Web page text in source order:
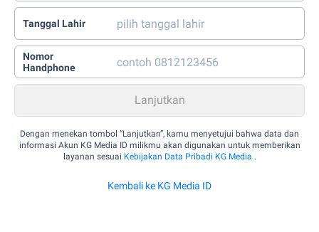
Tanggal Lahir
Nomor
Handphone
Dengan menekan tombol “Lanjutkan”, kamu menyetujui bahwa data dan
informasi Akun KG Media ID milikmu akan digunakan untuk memberikan
layanan sesuai Kebijakan Data Pribadi KG Media .
Kembali ke KG Media ID